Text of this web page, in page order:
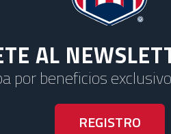
AL
por beneficios